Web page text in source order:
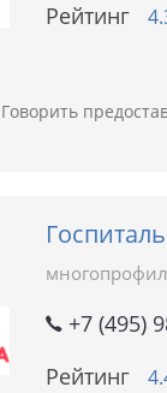
Рейтинг
+7 (495)
Рейтинг